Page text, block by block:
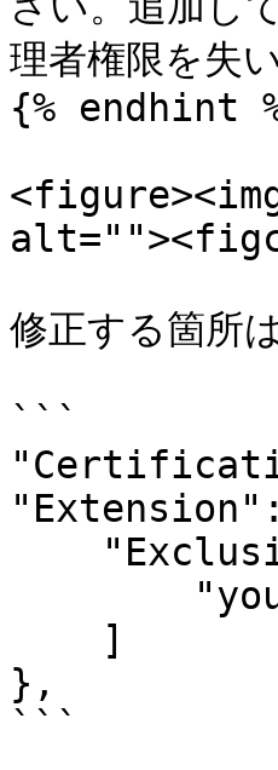
理者権限を失
{% endhint
修正する箇所
```
},
```